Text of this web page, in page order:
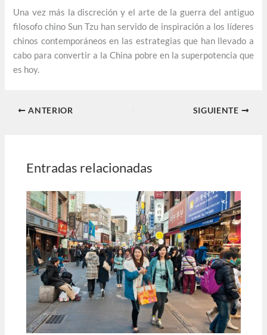
Una vez más la discreción y el arte de la guerra del antiguo
filosofo chino Sun Tzu han servido de inspiración a los líderes
chinos contemporáneos en las estrategias que han llevado a
cabo para convertir a la China pobre en la superpotencia que
es hoy.
ANTERIOR SIGUIENTE
Entradas relacionadas